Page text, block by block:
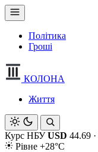
Політика
Гроші
КОЛОНА
Життя
Курс НБУ USD 44.69 ·
Рівне +28°C